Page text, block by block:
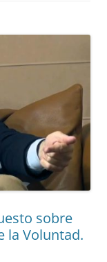
sobre
la Voluntad.